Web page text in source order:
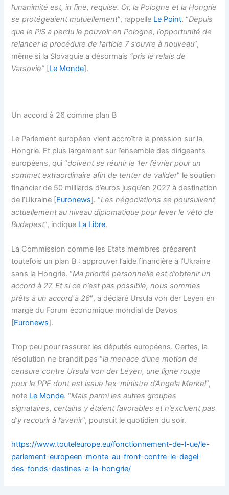
l’unanimité est, in fine, requise. Or, la Pologne et la Hongrie
se protégeaient mutuellement”, rappelle Le Point. “Depuis
que le PiS a perdu le pouvoir en Pologne, l’opportunité de
relancer la procédure de l’article 7 s’ouvre à nouveau”,
même si la Slovaquie a désormais “pris le relais de
Varsovie” [Le Monde].
Un accord à 26 comme plan B
Le Parlement européen vient accroître la pression sur la
Hongrie. Et plus largement sur l’ensemble des dirigeants
européens, qui “doivent se réunir le 1er février pour un
sommet extraordinaire afin de tenter de valider” le soutien
financier de 50 milliards d’euros jusqu’en 2027 à destination
de l’Ukraine [ Euronews]. “Les négociations se poursuivent
actuellement au niveau diplomatique pour lever le véto de
Budapest”, indique La Libre.
La Commission comme les Etats membres préparent
toutefois un plan B : approuver l’aide financière à l’Ukraine
sans la Hongrie. “Ma priorité personnelle est d’obtenir un
accord à 27. Et si ce n’est pas possible, nous sommes
prêts à un accord à 26″, a déclaré Ursula von der Leyen en
marge du Forum économique mondial de Davos
[Euronews].
Trop peu pour rassurer les députés européens. Certes, la
résolution ne brandit pas “la menace d’une motion de
censure contre Ursula von der Leyen, une ligne rouge
pour le PPE dont est issue l’ex-ministre d’Angela Merkel”,
note Le Monde. “Mais parmi les autres groupes
signataires, certains y étaient favorables et n’excluent pas
d’y recourir à l’avenir”, poursuit le quotidien du soir.
https://www.touteleurope.eu/fonctionnement-de-l-ue/le-
parlement-europeen-monte-au-front-contre-le-degel-
des-fonds-destines-a-la-hongrie/